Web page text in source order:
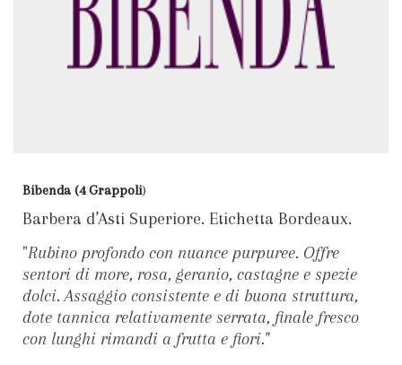
Bibenda (4 Grappoli)
Barbera d’Asti Superiore. Etichetta Bordeaux.
"Rubino profondo con nuance purpuree. Offre
sentori di more, rosa, geranio, castagne e spezie
dolci. Assaggio consistente e di buona struttura,
dote tannica relativamente serrata, finale fresco
con lunghi rimandi a frutta e fiori."